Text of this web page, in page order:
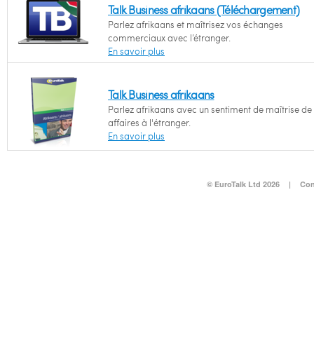
Talk Business afrikaans (Téléchargement)
Parlez afrikaans et maîtrisez vos échanges
commerciaux avec l’étranger.
En savoir plus
Talk Business afrikaans
Parlez afrikaans avec un sentiment de maîtrise
affaires à l'étranger.
En savoir plus
© EuroTalk Ltd 2026 |